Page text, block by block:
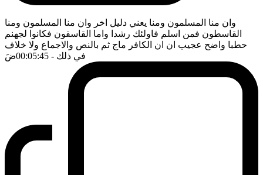
وان منا المسلمون ومنا يعني دليل اخر وان منا المسلمون ومنا
القاسطون فمن اسلم فاولئك رشدا واما القاسقون فكانوا لجهنم
حطبا واضح عجيب ان ان الكافر ماج ثم بالنص والاجماع ولا خلاف
في ذلك - 00:05:45 ضَ